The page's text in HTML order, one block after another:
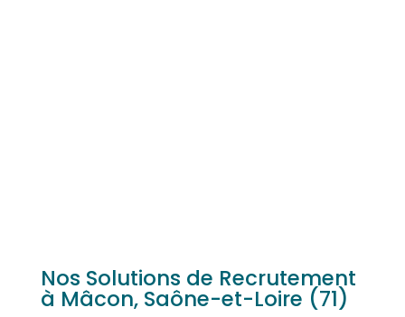
Nos Solutions de Recrutement
à Mâcon, Saône-et-Loire (71)